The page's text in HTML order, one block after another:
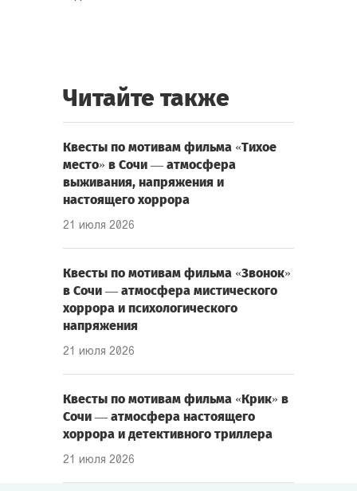
Читайте также
Квесты по мотивам фильма «Тихое
место» в Сочи — атмосфера
выживания, напряжения и
настоящего хоррора
21 июля 2026
Квесты по мотивам фильма «Звонок»
в Сочи — атмосфера мистического
хоррора и психологического
напряжения
21 июля 2026
Квесты по мотивам фильма «Крик» в
Сочи — атмосфера настоящего
хоррора и детективного триллера
21 июля 2026